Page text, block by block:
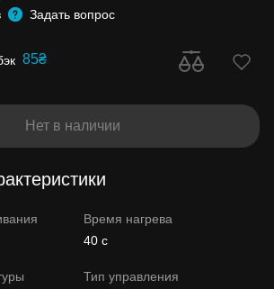
Задать вопрос
85₴
Нет в наличии
Время нагрева
40 с
Тип управления